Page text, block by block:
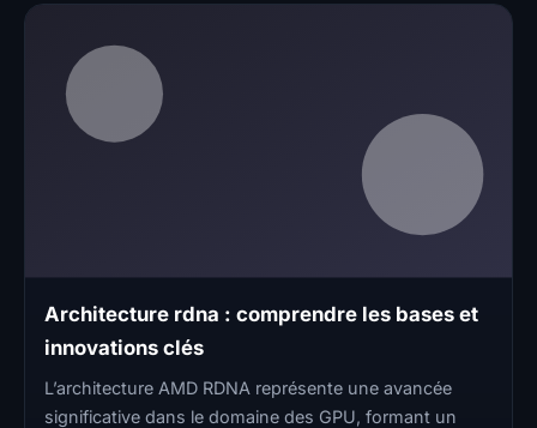
Architecture rdna : comprendre les bases et
innovations clés
L’architecture AMD RDNA représente une avancée
significative dans le domaine des GPU, formant un